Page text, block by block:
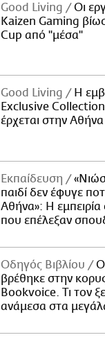
Good Living
Οι
Kaizen Gaming
Cup από "μέσα"
Good Living
Η
Exclusive
έρχεται στην Αθήνα
Εκπαίδευση
παιδί δεν έφυγε
Αθήνα»: Η εμπειρία
που επέλεξαν
Οδηγός Βιβλίου
Ο
βρέθηκε στην
Bookvoice. Τι τον
ανάμεσα στα